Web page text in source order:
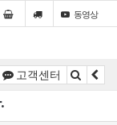
동영상
고객센터